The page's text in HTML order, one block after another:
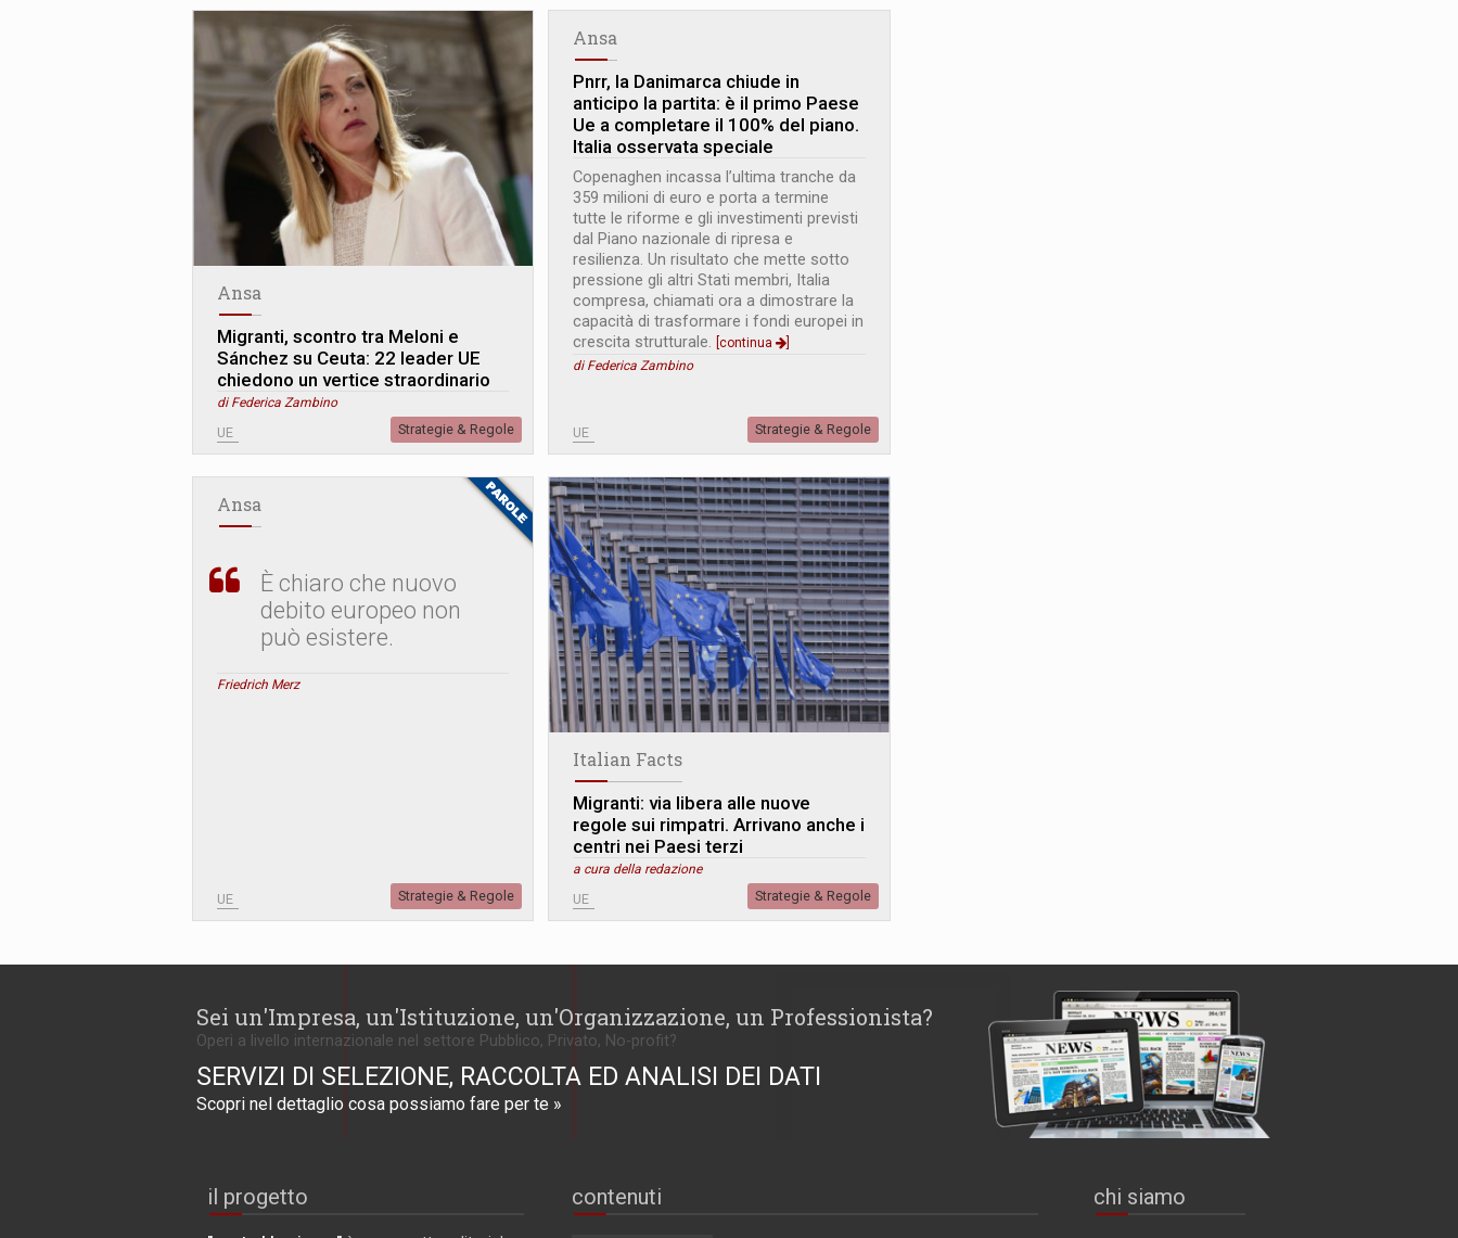
Ansa
Migranti, scontro tra Meloni e
Sánchez su Ceuta: 22 leader UE
chiedono un vertice straordinario
di Federica Zambino
UE Strategie & Regole
Ansa
Pnrr, la Danimarca chiude in
anticipo la partita: è il primo Paese
Ue a completare il 100% del piano.
Italia osservata speciale
Copenaghen incassa l’ultima tranche da
359 milioni di euro e porta a termine
tutte le riforme e gli investimenti previsti
dal Piano nazionale di ripresa e
resilienza. Un risultato che mette sotto
pressione gli altri Stati membri, Italia
compresa, chiamati ora a dimostrare la
capacità di trasformare i fondi europei in
crescita strutturale. [continua
di Federica Zambino
UE Strategie & Regole
Ansa
È chiaro che nuovo
debito europeo non
può esistere.
Friedrich Merz
UE Strategie & Regole
Italian Facts
Migranti: via libera alle nuove
regole sui rimpatri. Arrivano anche i
centri nei Paesi terzi
a cura della redazione
UE Strategie & Regole
Sei un'Impresa, un'Istituzione, un'Organizzazione, un Professionista?
Operi a livello internazionale nel settore Pubblico, Privato, No-profit?
SERVIZI DI SELEZIONE, RACCOLTA ED ANALISI DEI DATI
Scopri nel dettaglio cosa possiamo fare per te »
il progetto contenuti chi siamo